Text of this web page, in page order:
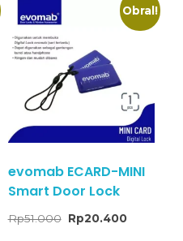
Obral!
evomab ECARD-MINI
Smart Door Lock
Rp51.000 Rp20.400